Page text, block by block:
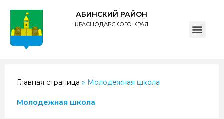
АБИНСКИЙ РАЙОН
КРАСНОДАРСКОГО КРАЯ
Главная страница » Молодежная школа
Молодежная школа